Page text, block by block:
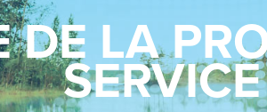
DE LA
SERVICE